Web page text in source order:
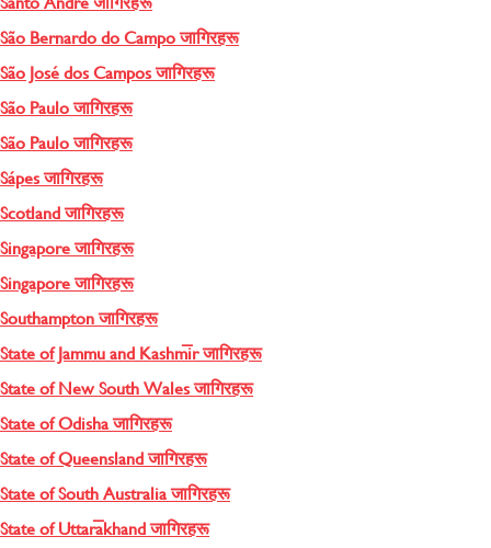
São Bernardo do Campo जागिरहरू
São José dos Campos जागिरहरू
São Paulo जागिरहरू
São Paulo जागिरहरू
Sápes जागिरहरू
Scotland जागिरहरू
Singapore जागिरहरू
Singapore जागिरहरू
Southampton जागिरहरू
State of Jammu and Kashmīr जागिरहरू
State of New South Wales जागिरहरू
State of Odisha जागिरहरू
State of Queensland जागिरहरू
State of South Australia जागिरहरू
State of Uttarākhand जागिरहरू